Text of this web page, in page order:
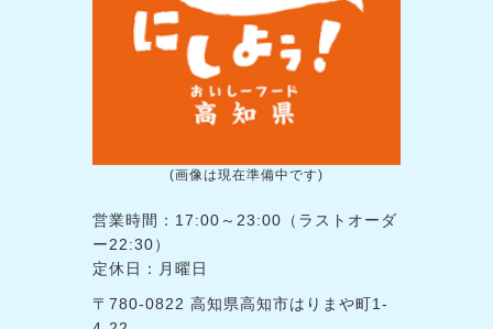
(画像は現在準備中です)
営業時間：17:00～23:00（ラストオーダ
ー22:30）
定休日：月曜日
〒780-0822 高知県高知市はりまや町1-